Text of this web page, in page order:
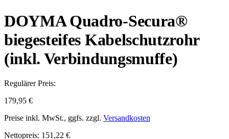
DOYMA Quadro-Secura®
biegesteifes Kabelschutzrohr
(inkl. Verbindungsmuffe)
Regulärer Preis:
179,95 €
Preise inkl. MwSt., ggfs. zzgl. Versandkosten
Nettopreis: 151,22 €